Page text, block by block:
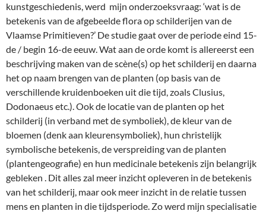
kunstgeschiedenis, werd mijn onderzoeksvraag: ‘wat is de
betekenis van de afgebeelde flora op schilderijen van de
Vlaamse Primitieven?’ De studie gaat over de periode eind 15-
de / begin 16-de eeuw. Wat aan de orde komt is allereerst een
beschrijving maken van de scène(s) op het schilderij en daarna
het op naam brengen van de planten (op basis van de
verschillende kruidenboeken uit die tijd, zoals Clusius,
Dodonaeus etc.). Ook de locatie van de planten op het
schilderij (in verband met de symboliek), de kleur van de
bloemen (denk aan kleurensymboliek), hun christelijk
symbolische betekenis, de verspreiding van de planten
(plantengeografie) en hun medicinale betekenis zijn belangrijk
gebleken . Dit alles zal meer inzicht opleveren in de betekenis
van het schilderij, maar ook meer inzicht in de relatie tussen
mens en planten in die tijdsperiode. Zo werd mijn specialisatie